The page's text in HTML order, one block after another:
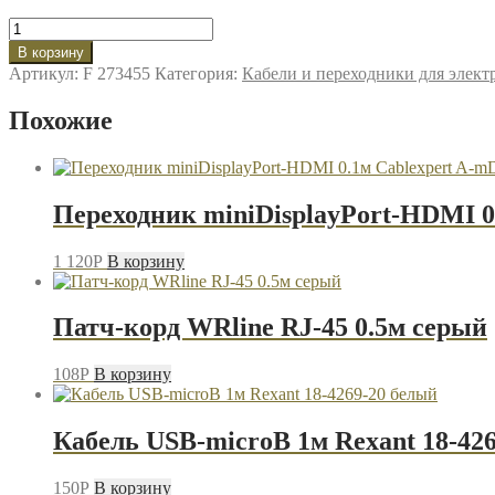
Количество
товара
Кабель
USB-
1м
CCB-
AMAPO1-
В корзину
Артикул: F 273455 Категория: Кабели и переходники для
Похожие
Переходник miniDisplayPort-HDMI
1 120P В корзину
Патч-корд WRline RJ-45 0.5м серый
108P В корзину
Кабель USB-microB 1м Rexant 18-
150P В корзину